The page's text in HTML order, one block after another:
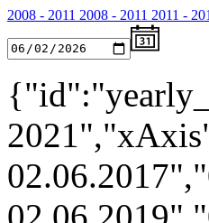
2008 - 2011 2008 - 2011 2011 -